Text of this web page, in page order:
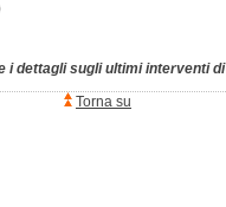
i dettagli sugli ultimi interventi
Torna su